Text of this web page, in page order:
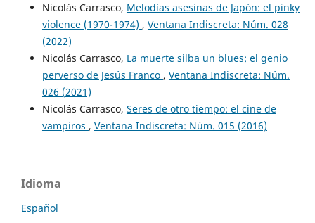
Nicolás Carrasco, Melodías asesinas de Japón: el pinky
violence (1970-1974) , Ventana Indiscreta: Núm. 028
(2022)
Nicolás Carrasco, La muerte silba un blues: el genio
perverso de Jesús Franco , Ventana Indiscreta: Núm.
026 (2021)
Nicolás Carrasco, Seres de otro tiempo: el cine de
vampiros , Ventana Indiscreta: Núm. 015 (2016)
Idioma
Español